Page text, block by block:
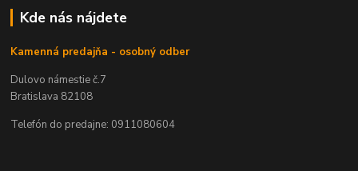
Kde nás nájdete
Kamenná predajňa - osobný odber
Dulovo námestie č.7
Bratislava 82108
Telefón do predajne: 0911080604